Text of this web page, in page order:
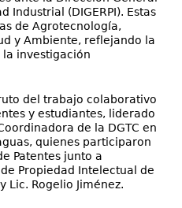
Industrial (DIGERPI). Estas
de Agrotecnología,
y Ambiente, reflejando la
investigación
del trabajo colaborativo
y estudiantes, liderado
de la DGTC en
quienes participaron
Patentes junto a
Propiedad Intelectual de
Lic. Rogelio Jiménez.